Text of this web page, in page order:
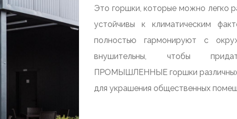
гравия
из бетона
Это горшки, которые можно легко
устойчивы к климатическим
полностью гармонируют с
внушительны, чтобы
ПРОМЫШЛЕННЫЕ горшки различных
для украшения общественных